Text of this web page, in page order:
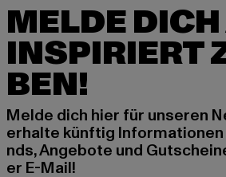
MELDE
INSPIRIERT
BEN!
Melde dich hier für unseren
erhalte künftig
nds, Angebote und
er E-Mail!